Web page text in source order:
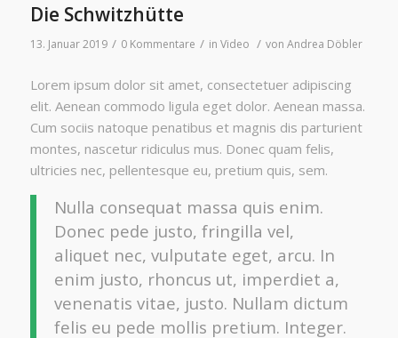
Die Schwitzhütte
13. Januar 2019 / 0 Kommentare / in Video / von Andrea Döbler
Lorem ipsum dolor sit amet, consectetuer adipiscing
elit. Aenean commodo ligula eget dolor. Aenean massa.
Cum sociis natoque penatibus et magnis dis parturient
montes, nascetur ridiculus mus. Donec quam felis,
ultricies nec, pellentesque eu, pretium quis, sem.
Nulla consequat massa quis enim.
Donec pede justo, fringilla vel,
aliquet nec, vulputate eget, arcu. In
enim justo, rhoncus ut, imperdiet a,
venenatis vitae, justo. Nullam dictum
felis eu pede mollis pretium. Integer.